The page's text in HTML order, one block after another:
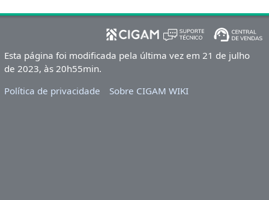
Esta página foi modificada pela última vez em 21 de julho
de 2023, às 20h55min.
Política de privacidade
Sobre CIGAM WIKI